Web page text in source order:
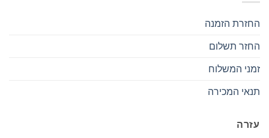
החזרת הזמנה
החזר תשלום
זמני המשלוח
תנאי המכירה
עזרה